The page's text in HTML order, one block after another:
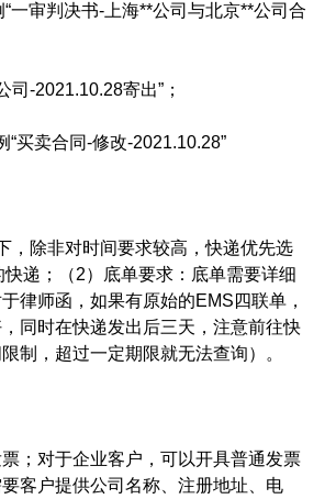
一审判决书-上海**公司与北京**公司合
-2021.10.28寄出”；
“买卖合同-修改-2021.10.28”
，除非对时间要求较高，快递优先选
递；（2）底单要求：底单需要详细
律师函，如果有原始的EMS四联单，
同时在快递发出后三天，注意前往快
制，超过一定期限就无法查询）。
；对于企业客户，可以开具普通发票
客户提供公司名称、注册地址、电